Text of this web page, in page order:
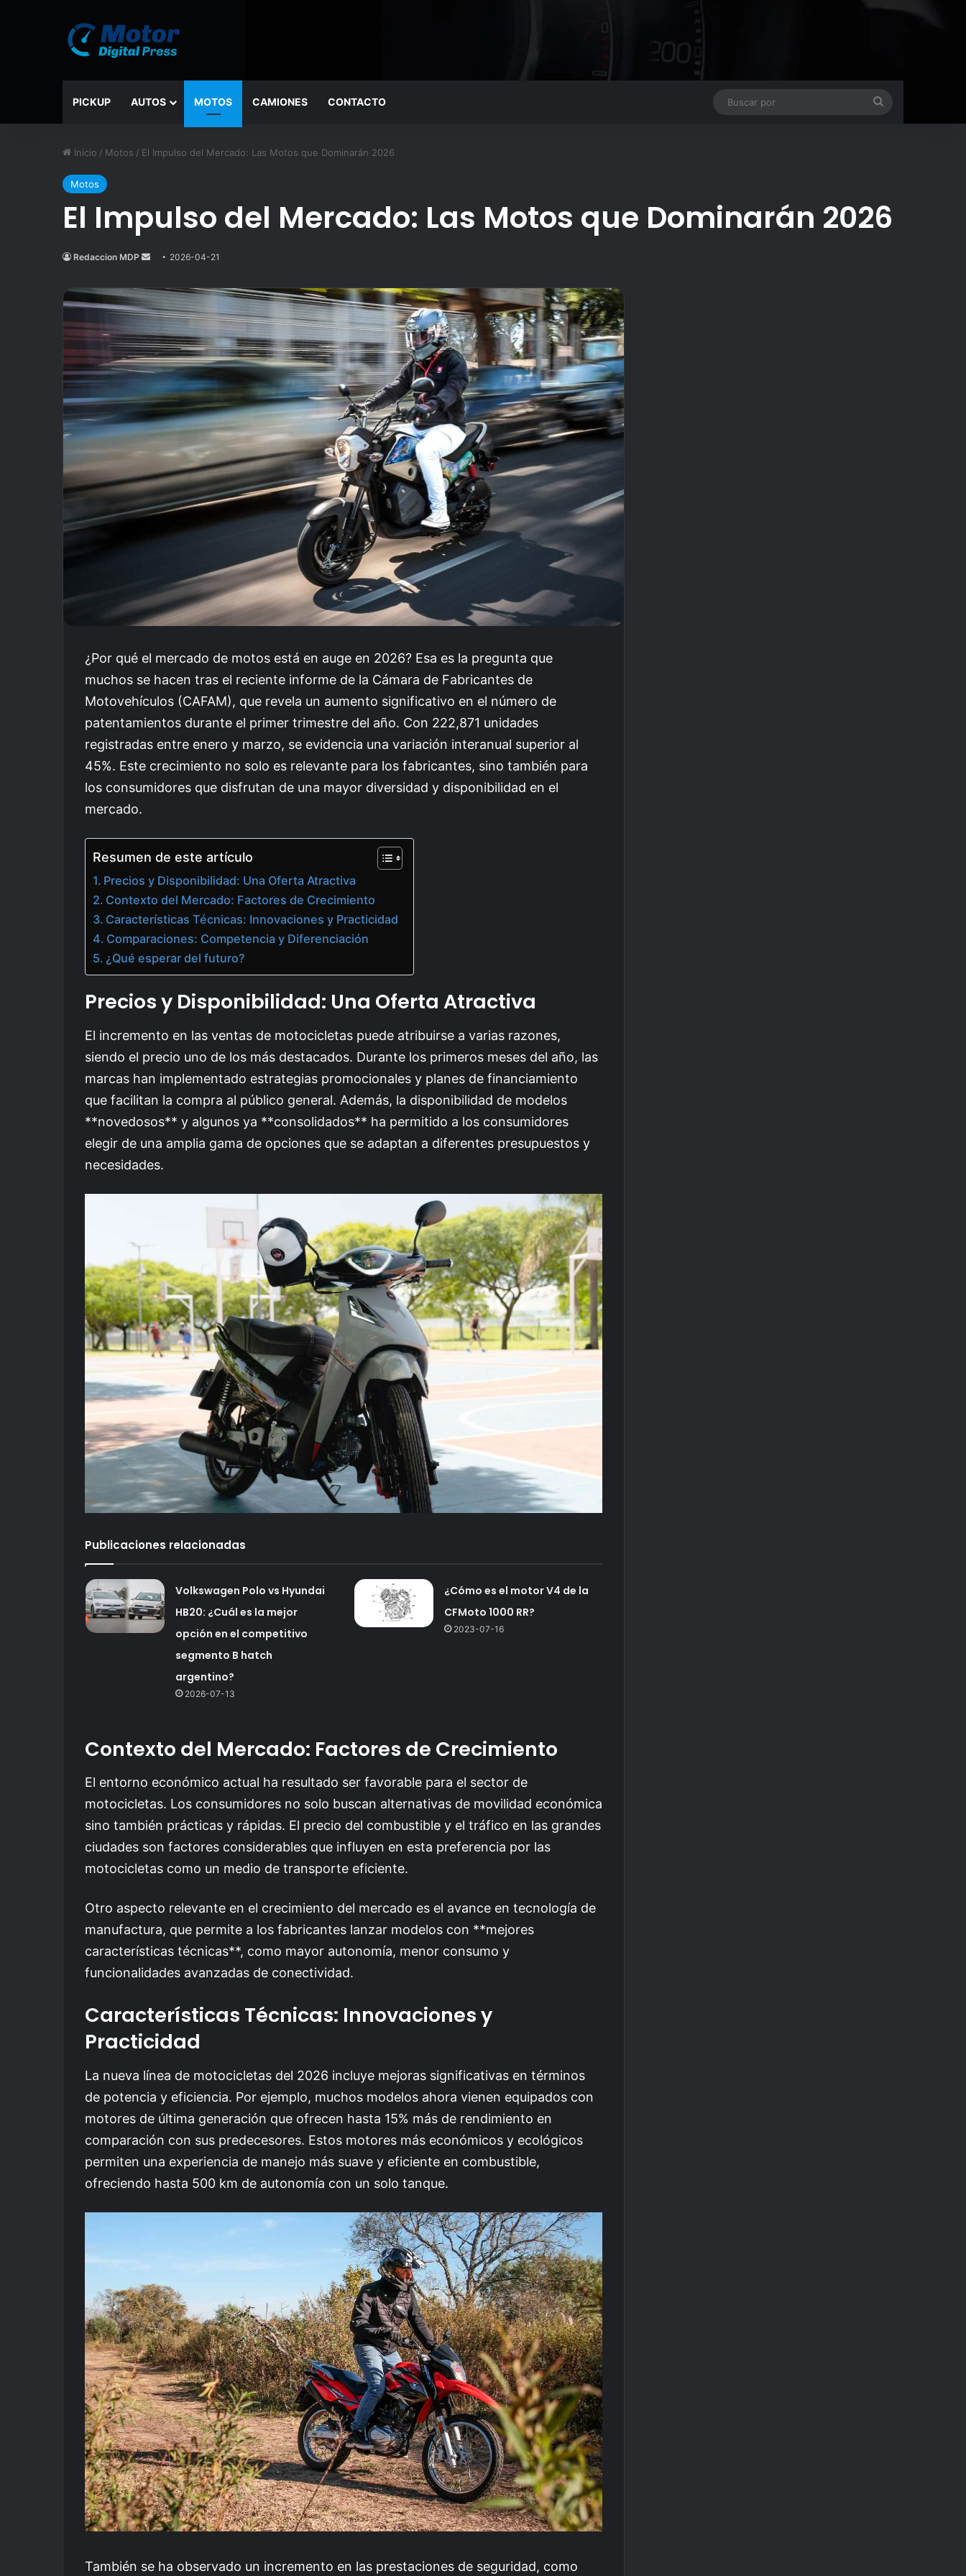
PICKUP AUTOS MOTOS CAMIONES CONTACTO
Inicio / Motos / El Impulso del Mercado: Las Motos que Dominarán 2026
Motos
El Impulso del Mercado: Las Motos que Dominarán 2026
Redaccion MDP
Send
email
2026-04-21
¿Por qué el mercado de motos está en auge en 2026? Esa es la pregunta que
muchos se hacen tras el reciente informe de la Cámara de Fabricantes de
Motovehículos (CAFAM), que revela un aumento significativo en el número de
patentamientos durante el primer trimestre del año. Con 222,871 unidades
registradas entre enero y marzo, se evidencia una variación interanual superior al
45%. Este crecimiento no solo es relevante para los fabricantes, sino también para
los consumidores que disfrutan de una mayor diversidad y disponibilidad en el
mercado.
Resumen de este artículo
Precios y Disponibilidad: Una Oferta Atractiva
Contexto del Mercado: Factores de Crecimiento
Características Técnicas: Innovaciones y Practicidad
Comparaciones: Competencia y Diferenciación
¿Qué esperar del futuro?
Precios y Disponibilidad: Una Oferta Atractiva
El incremento en las ventas de motocicletas puede atribuirse a varias razones,
siendo el precio uno de los más destacados. Durante los primeros meses del año, las
marcas han implementado estrategias promocionales y planes de financiamiento
que facilitan la compra al público general. Además, la disponibilidad de modelos
**novedosos** y algunos ya **consolidados** ha permitido a los consumidores
elegir de una amplia gama de opciones que se adaptan a diferentes presupuestos y
necesidades.
Publicaciones relacionadas
Volkswagen Polo vs Hyundai
HB20: ¿Cuál es la mejor
opción en el competitivo
segmento B hatch
argentino?
2026-07-13
¿Cómo es el motor V4 de la
CFMoto 1000 RR?
2023-07-16
Contexto del Mercado: Factores de Crecimiento
El entorno económico actual ha resultado ser favorable para el sector de
motocicletas. Los consumidores no solo buscan alternativas de movilidad económica
sino también prácticas y rápidas. El precio del combustible y el tráfico en las grandes
ciudades son factores considerables que influyen en esta preferencia por las
motocicletas como un medio de transporte eficiente.
Otro aspecto relevante en el crecimiento del mercado es el avance en tecnología de
manufactura, que permite a los fabricantes lanzar modelos con **mejores
características técnicas**, como mayor autonomía, menor consumo y
funcionalidades avanzadas de conectividad.
Características Técnicas: Innovaciones y
Practicidad
La nueva línea de motocicletas del 2026 incluye mejoras significativas en términos
de potencia y eficiencia. Por ejemplo, muchos modelos ahora vienen equipados con
motores de última generación que ofrecen hasta 15% más de rendimiento en
comparación con sus predecesores. Estos motores más económicos y ecológicos
permiten una experiencia de manejo más suave y eficiente en combustible,
ofreciendo hasta 500 km de autonomía con un solo tanque.
También se ha observado un incremento en las prestaciones de seguridad, como